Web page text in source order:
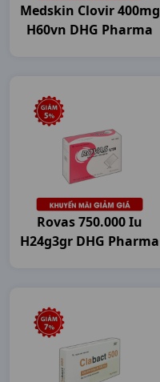
Medskin Clovir 400mg
H60vn DHG Pharma
Rovas 750.000 Iu
H24g3gr DHG Pharma